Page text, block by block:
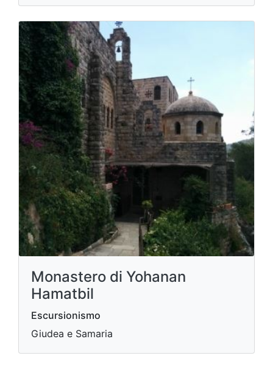
Monastero di Yohanan
Hamatbil
Escursionismo
Giudea e Samaria